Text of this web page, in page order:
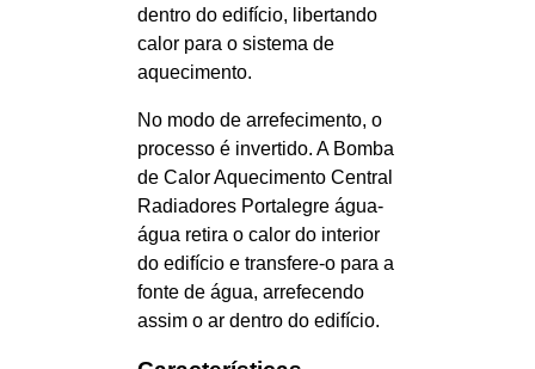
dentro do edifício, libertando
calor para o sistema de
aquecimento.
No modo de arrefecimento, o
processo é invertido. A Bomba
de Calor Aquecimento Central
Radiadores Portalegre água-
água retira o calor do interior
do edifício e transfere-o para a
fonte de água, arrefecendo
assim o ar dentro do edifício.